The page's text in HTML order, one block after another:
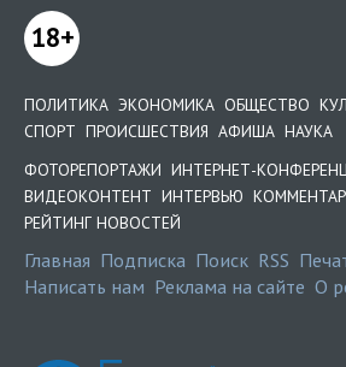
18+
ПОЛИТИКА ЭКОНОМИКА ОБЩЕСТВО
СПОРТ ПРОИСШЕСТВИЯ АФИША НАУКА
ФОТОРЕПОРТАЖИ ИНТЕРНЕТ-
ВИДЕОКОНТЕНТ ИНТЕРВЬЮ
РЕЙТИНГ НОВОСТЕЙ
Главная Подписка Поиск RSS
Написать нам Реклама на сайте О